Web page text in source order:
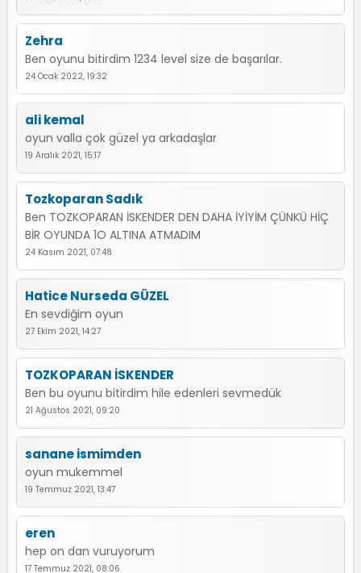
Zehra
Ben oyunu bitirdim 1234 level size de başarılar.
24 Ocak 2022, 19:32
ali kemal
oyun valla çok güzel ya arkadaşlar
19 Aralık 2021, 15:17
Tozkoparan Sadık
Ben TOZKOPARAN İSKENDER DEN DAHA İYİYİM ÇÜNKÜ HİÇ
BİR OYUNDA 1O ALTINA ATMADIM
24 Kasım 2021, 07:48
Hatice Nurseda GÜZEL
En sevdiğim oyun
27 Ekim 2021, 14:27
TOZKOPARAN İSKENDER
Ben bu oyunu bitirdim hile edenleri sevmedük
21 Ağustos 2021, 09:20
sanane ismimden
oyun mukemmel
19 Temmuz 2021, 13:47
eren
hep on dan vuruyorum
17 Temmuz 2021, 08:06